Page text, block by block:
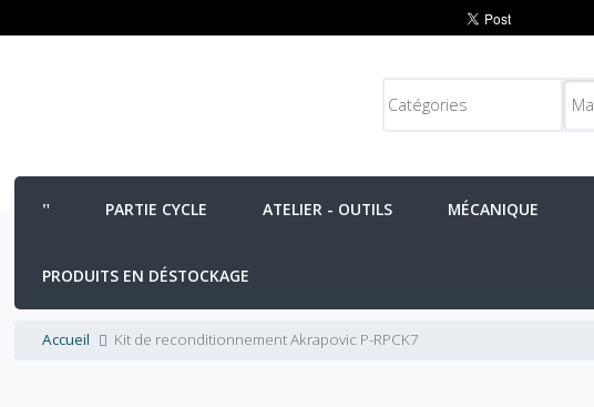
PARTIE CYCLE ATELIER - OUTILS MÉCANIQUE
PRODUITS EN DÉSTOCKAGE
Accueil Kit de reconditionnement Akrapovic P-RPCK7